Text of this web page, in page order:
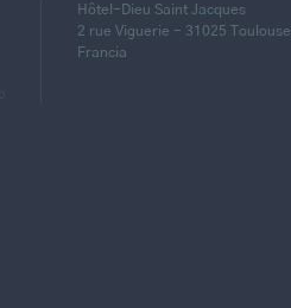
Hôtel-Dieu Saint Jacques
2 rue Viguerie - 31025 Toulouse
Francia